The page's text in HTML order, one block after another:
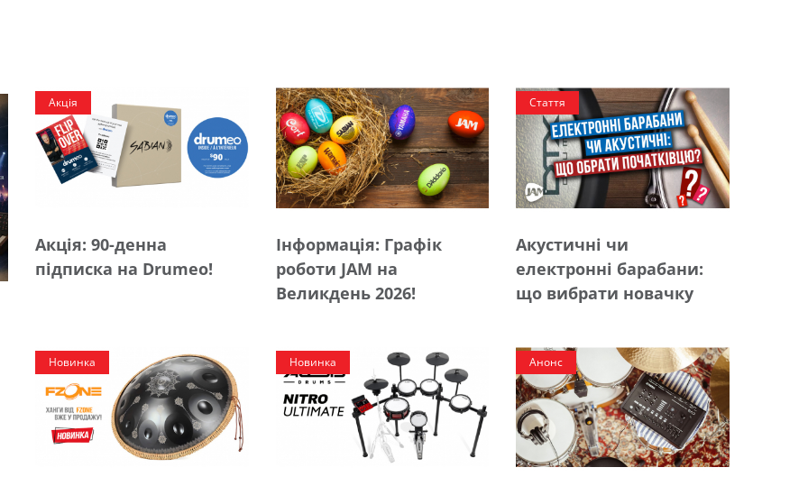
Акція
Акція: 90-денна
підписка на Drumeo!
Інформація: Графік
роботи JAM на
Великдень 2026!
Стаття
Акустичні чи
електронні барабани:
що вибрати новачку
Новинка Новинка Анонс